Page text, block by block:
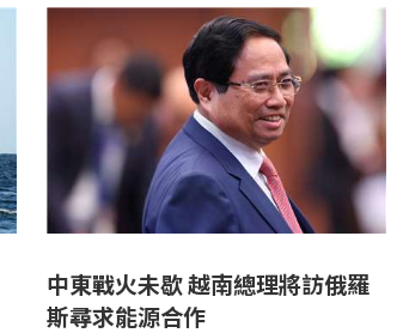
中東戰火未歇 越南總理將訪俄羅
斯尋求能源合作